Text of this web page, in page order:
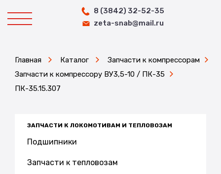
8 (3842) 32-52-35
zeta-snab@mail.ru
Главная Каталог
Запчасти к компрессорам
Запчасти к компрессору ВУ3,5-10 / ПК-35
ПК-35.15.307
ЗАПЧАСТИ К ЛОКОМОТИВАМ И ТЕПЛОВОЗАМ
Подшипники
Запчасти к тепловозам